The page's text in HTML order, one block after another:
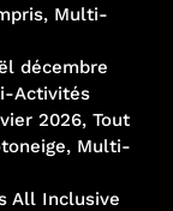
Multi-
décembre
Activités
2026, Tout
Multi-
All Inclusive